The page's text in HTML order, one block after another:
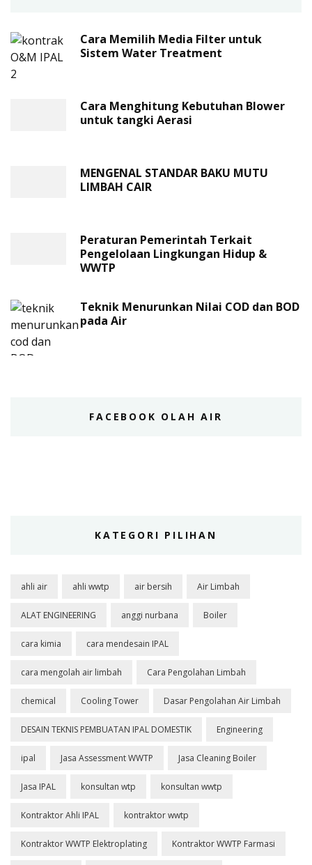
Cara Memilih Media Filter untuk
Sistem Water Treatment
Cara Menghitung Kebutuhan Blower
untuk tangki Aerasi
MENGENAL STANDAR BAKU MUTU
LIMBAH CAIR
Peraturan Pemerintah Terkait
Pengelolaan Lingkungan Hidup &
WWTP
Teknik Menurunkan Nilai COD dan BOD
pada Air
FACEBOOK OLAH AIR
KATEGORI PILIHAN
ahli air ahli wwtp air bersih Air Limbah
ALAT ENGINEERING anggi nurbana Boiler
cara kimia cara mendesain IPAL
cara mengolah air limbah Cara Pengolahan Limbah
chemical Cooling Tower Dasar Pengolahan Air Limbah
DESAIN TEKNIS PEMBUATAN IPAL DOMESTIK Engineering
ipal Jasa Assessment WWTP Jasa Cleaning Boiler
Jasa IPAL konsultan wtp konsultan wwtp
Kontraktor Ahli IPAL kontraktor wwtp
Kontraktor WWTP Elektroplating Kontraktor WWTP Farmasi